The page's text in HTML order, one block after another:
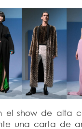
el show de alta
una carta de